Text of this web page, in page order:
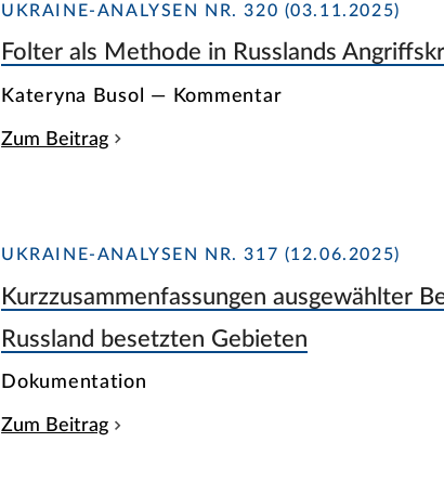
UKRAINE-ANALYSEN NR. 320 (03.11.2025)
Folter als Methode in Russlands
Kateryna Busol — Kommentar
Zum Beitrag
UKRAINE-ANALYSEN NR. 317 (12.06.2025)
Kurzzusammenfassungen ausgewählter
Russland besetzten Gebieten
Dokumentation
Zum Beitrag